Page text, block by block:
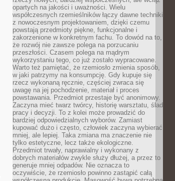
opartych na jakości i uważności. Wielu
współczesnych rzemieślników łączy dawne techniki
z nowoczesnym projektowaniem, dzięki czemu
powstają przedmioty piękne, funkcjonalne i
zakorzenione w konkretnym fachu. To dowód na to,
że rozwój nie zawsze polega na porzucaniu
przeszłości. Czasem polega na mądrym
wykorzystaniu tego, co już zostało wypracowane.
Warto też pamiętać, że rzemiosło zmienia sposób,
w jaki patrzymy na konsumpcję. Gdy kupuje się
rzecz wykonaną ręcznie, częściej zwraca się
uwagę na jej pochodzenie, materiał i proces
powstawania. Przedmiot przestaje być anonimowy.
Zaczyna mieć twarz twórcy, historię warsztatu, ślad
pracy i decyzji. To z kolei może prowadzić do
bardziej odpowiedzialnych wyborów. Zamiast
kupować dużo i często, człowiek zaczyna wybierać
mniej, ale lepiej. Taka zmiana ma znaczenie nie
tylko estetyczne, lecz także ekologiczne.
Przedmiot trwały, naprawialny i wykonany z
dobrych materiałów zwykle służy dłużej, a przez to
generuje mniej odpadów. Nie oznacza to
oczywiście, że rzemiosło powinno zastąpić całą